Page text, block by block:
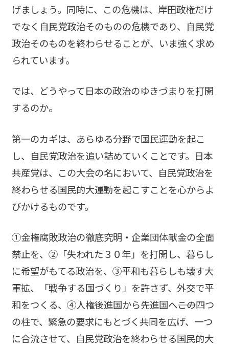
げましょう。同時に、この危機は、岸田政権だけ
でなく自民党政治そのものの危機であり、自民党
政治そのものを終わらせることが、いま強く求め
られています。
では、どうやって日本の政治のゆきづまりを打開
するのか。
第一のカギは、あらゆる分野で国民運動を起こ
し、自民党政治を追い詰めていくことです。日本
共産党は、この大会の名において、自民党政治を
終わらせる国民的大運動を起こすことを心からよ
びかけるものです。
①金権腐敗政治の徹底究明・企業団体献金の全面
禁止を、②「失われた３０年」を打開し、暮らし
に希望がもてる政治を、③平和も暮らしも壊す大
軍拡、「戦争する国づくり」を許さず、外交で平
和をつくる、④人権後進国から先進国へ――この四つ
の柱で、緊急の要求にもとづく共同を広げ、一つ
に合流させて、自民党政治を終わらせる国民的大